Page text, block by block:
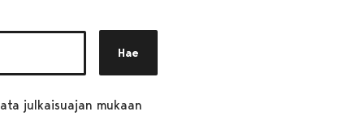
Hae
julkaisuajan mukaan